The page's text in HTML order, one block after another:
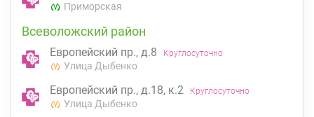
Приморская
Всеволожский район
Европейский пр., д.8 Круглосуточно
Улица Дыбенко
Европейский пр., д.18, к.2 Круглосуточно
Улица Дыбенко